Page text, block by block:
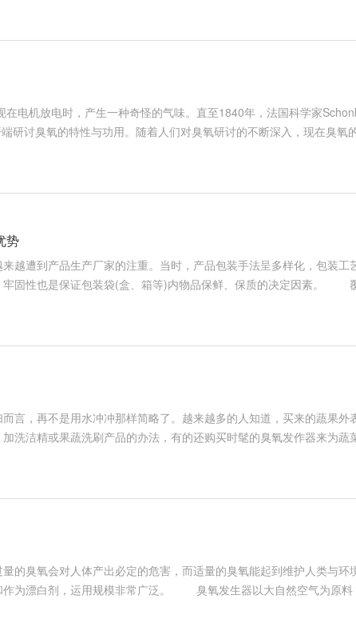
机放电时，产生一种奇怪的气味。直至1840年，法国科学家
讨臭氧的特性与功用。随着人们对臭氧研讨的不断深入，现在臭氧
势
遭到产品生产厂家的注重。当时，产品包装手法呈多样化，包装工
牢固性也是保证包装袋(盒、箱等)内物品保鲜、保质的决定因素。
丽，赋有
，再不是用水冲冲那样简略了。越来越多的人知道，买来的蔬果外
洗洁精或果蔬洗刷产品的办法，有的还购买时髦的臭氧发作器来为蔬
发作农药中毒
臭氧会对人体产出必定的危害，而适量的臭氧能起到维护人类与环
作为漂白剂，运用规模非常广泛。 臭氧发生器以大自然空气为原料